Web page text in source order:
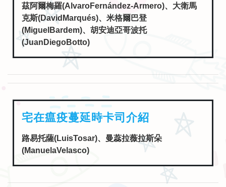
茲阿爾梅羅(AlvaroFernández-Armero)、大衛馬
克斯(DavidMarqués)、米格爾巴登
(MiguelBardem)、胡安迪亞哥波托
(JuanDiegoBotto)
宅在瘟疫蔓延時卡司介紹
路易托薩(LuisTosar)、曼蕊拉薇拉斯朵
(ManuelaVelasco)